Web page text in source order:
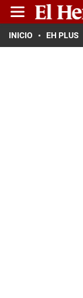
INICIO EH PLUS